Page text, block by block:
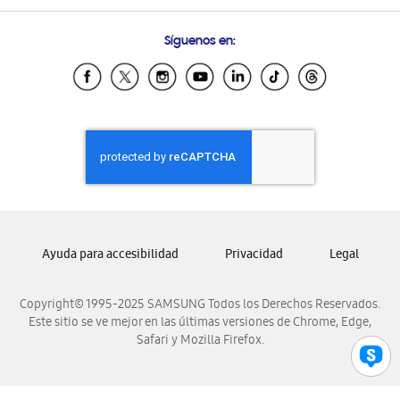
Samsung Ecuador
Samsung El Salvador
Samsung Honduras
Samsung Nicaragua
Samsung Panamá
Samsung Venezuela
Síguenos en:
Copyright© 1995-2025 SAMSUNG Todos los Derechos Reservados.
Este sitio se ve mejor en las últimas versiones de Chrome, Edge,
Safari y Mozilla Firefox.
Ayuda para accesibilidad Privacidad Legal